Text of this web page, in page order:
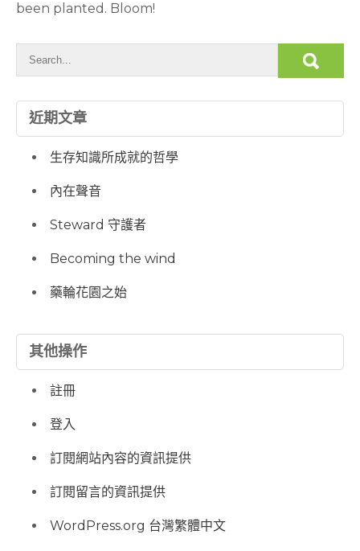
been planted. Bloom!
近期文章
生存知識所成就的哲學
內在聲音
Steward 守護者
Becoming the wind
藥輪花園之始
其他操作
註冊
登入
訂閱網站內容的資訊提供
訂閱留言的資訊提供
WordPress.org 台灣繁體中文